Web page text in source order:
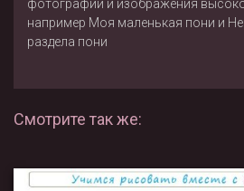
фотографии и изображения
например Моя маленькая пони и
раздела пони
Смотрите так же: